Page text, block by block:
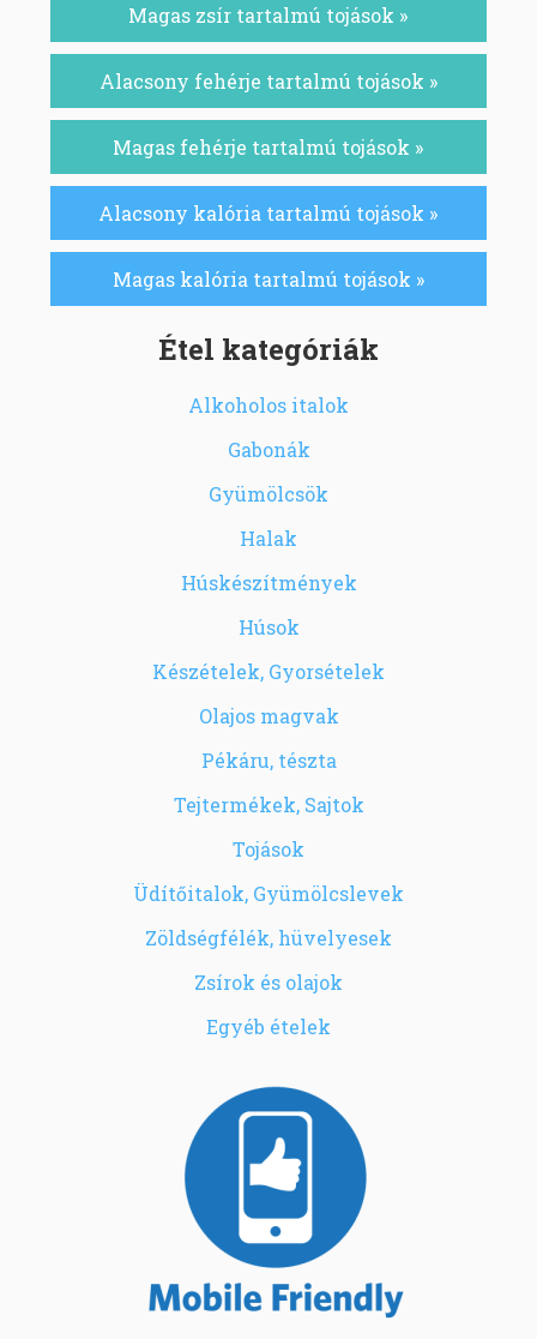
Magas zsír tartalmú tojások »
Alacsony fehérje tartalmú tojások »
Magas fehérje tartalmú tojások »
Alacsony kalória tartalmú tojások »
Magas kalória tartalmú tojások »
Étel kategóriák
Alkoholos italok
Gabonák
Gyümölcsök
Halak
Húskészítmények
Húsok
Készételek, Gyorsételek
Olajos magvak
Pékáru, tészta
Tejtermékek, Sajtok
Tojások
Üdítőitalok, Gyümölcslevek
Zöldségfélék, hüvelyesek
Zsírok és olajok
Egyéb ételek